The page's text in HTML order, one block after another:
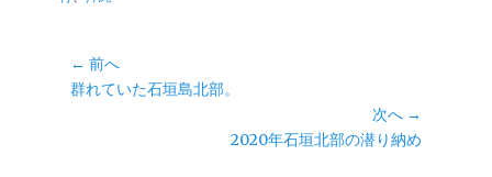
投
稿
← 前へ
前
群れていた石垣島北部。
次へ →
2020年石垣北部の潜り納め